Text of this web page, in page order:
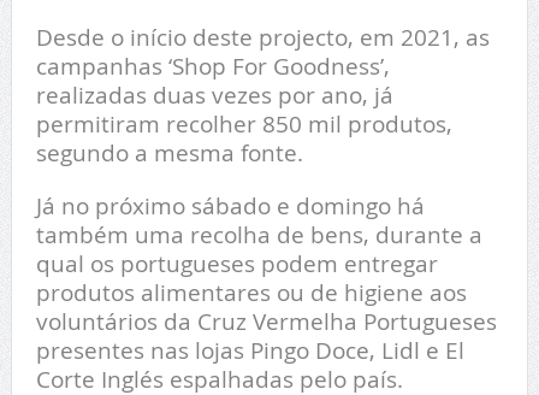
Desde o início deste projecto, em 2021, as
campanhas ‘Shop For Goodness’,
realizadas duas vezes por ano, já
permitiram recolher 850 mil produtos,
segundo a mesma fonte.
Já no próximo sábado e domingo há
também uma recolha de bens, durante a
qual os portugueses podem entregar
produtos alimentares ou de higiene aos
voluntários da Cruz Vermelha Portugueses
presentes nas lojas Pingo Doce, Lidl e El
Corte Inglés espalhadas pelo país.